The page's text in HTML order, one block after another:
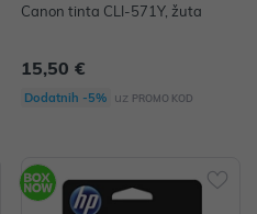
Canon tinta CLI-571Y, žuta
15,50 €
Dodatnih -5% uz PROMO KOD